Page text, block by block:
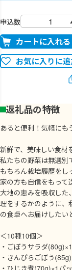
申込数
カートに入れる
お気に入りに
返礼品の特徴
あると便利！気軽にも
新鮮で、美味しい食材
私たちの野菜は無選別
もちろん栽培履歴をし
家の方も自信をもって
大地の恵みを吸収した
理をするかのように、
の食卓へお届けしたい
＜10種10個＞
・ごぼうサラダ
・きんぴらごぼう
・ひじき煮(70g)×1パ